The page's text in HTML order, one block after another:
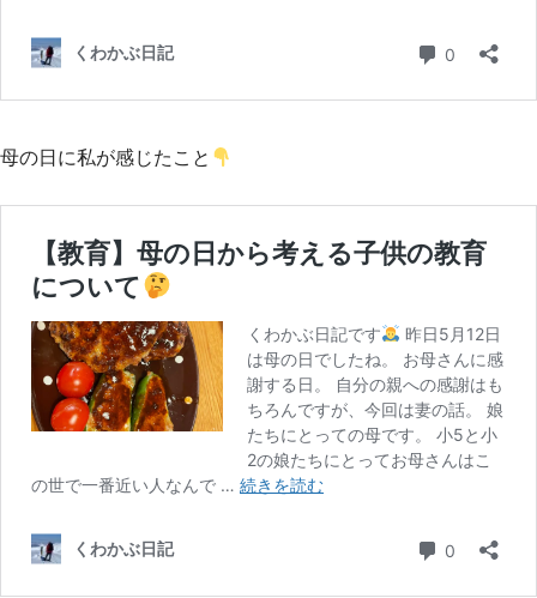
母の日に私が感じたこと